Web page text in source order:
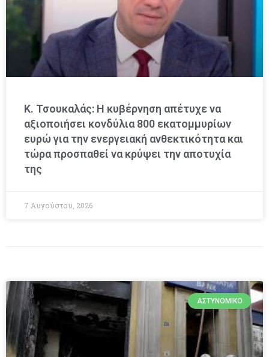
Κ. Τσουκαλάς: Η κυβέρνηση απέτυχε να
αξιοποιήσει κονδύλια 800 εκατομμυρίων
ευρώ για την ενεργειακή ανθεκτικότητα και
τώρα προσπαθεί να κρύψει την αποτυχία
της
7 Αυγούστου, 2026
ΑΣΤΥΝΟΜΙΚΌ